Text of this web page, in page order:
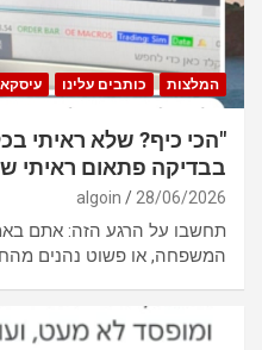
המלצות כותבים עלינו
"הכי כיף? שלא ראיתי
בבדיקה פתאום ראיתי
28/06/2026
algoin
תחשבו על הרגע הזה: אתם
המשפחה, או פשוט נהנים